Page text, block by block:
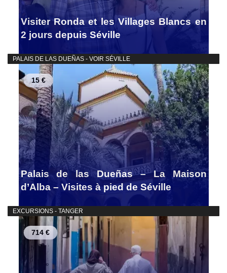
Visiter Ronda et les Villages Blancs en
2 jours depuis Séville
PALAIS DE LAS DUEÑAS - VOIR SÉVILLE
15 €
Palais de las Dueñas – La Maison
d’Alba – Visites à pied de Séville
EXCURSIONS - TANGER
714 €